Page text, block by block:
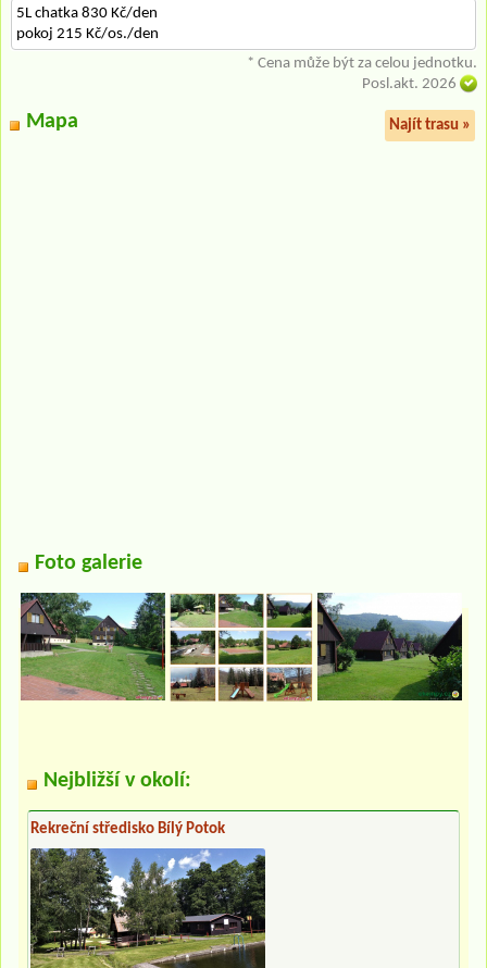
5L chatka 830 Kč/den
pokoj 215 Kč/os./den
* Cena může být za celou jednotku.
Posl.akt. 2026
Mapa Najít trasu »
Foto galerie
Nejbližší v okolí:
Rekreční středisko Bílý Potok